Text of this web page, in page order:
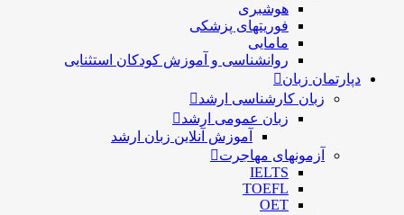
هوشبری
فوریتهای پزشکی
مامایی
روانشناسی و آموزش کودکان استثنایی
دپارتمان زبان
زبان کارشناسی ارشد
زبان عمومی ارشد
آموزش آنلاین زبان ارشد
آزمونهای مهاجرت
IELTS
TOEFL
OET